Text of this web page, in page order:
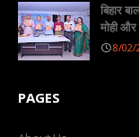
बिहार
मोही और
8/02/
PAGES